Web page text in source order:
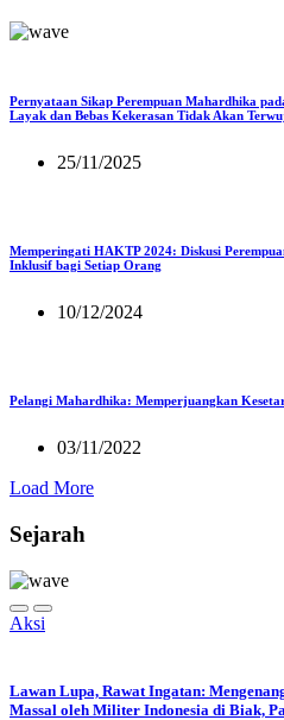
Pernyataan Sikap Perempuan Mahardhika
Layak dan Bebas Kekerasan Tidak Akan
25/11/2025
Memperingati HAKTP 2024: Diskusi
Inklusif bagi Setiap Orang
10/12/2024
Pelangi Mahardhika: Memperjuangkan
03/11/2022
Load More
Sejarah
Aksi
Lawan Lupa, Rawat Ingatan:
Massal oleh Militer Indonesia di Biak,